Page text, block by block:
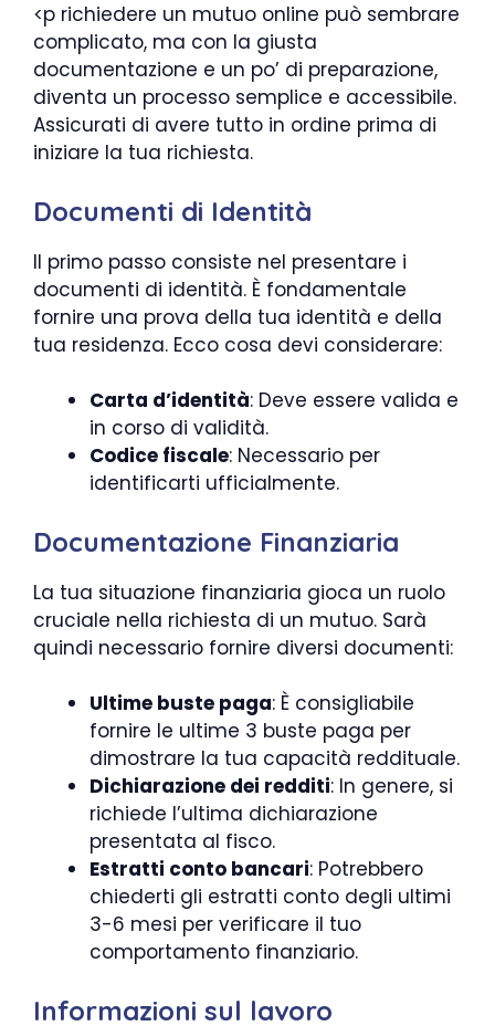
<p richiedere un mutuo online può sembrare
complicato, ma con la giusta
documentazione e un po’ di preparazione,
diventa un processo semplice e accessibile.
Assicurati di avere tutto in ordine prima di
iniziare la tua richiesta.
Documenti di Identità
Il primo passo consiste nel presentare i
documenti di identità. È fondamentale
fornire una prova della tua identità e della
tua residenza. Ecco cosa devi considerare:
Carta d’identità: Deve essere valida e
in corso di validità.
Codice fiscale: Necessario per
identificarti ufficialmente.
Documentazione Finanziaria
La tua situazione finanziaria gioca un ruolo
cruciale nella richiesta di un mutuo. Sarà
quindi necessario fornire diversi documenti:
Ultime buste paga: È consigliabile
fornire le ultime 3 buste paga per
dimostrare la tua capacità reddituale.
Dichiarazione dei redditi: In genere, si
richiede l’ultima dichiarazione
presentata al fisco.
Estratti conto bancari: Potrebbero
chiederti gli estratti conto degli ultimi
3-6 mesi per verificare il tuo
comportamento finanziario.
Informazioni sul lavoro